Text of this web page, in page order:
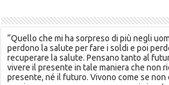
“Quello che mi ha sorpreso di più negli
perdono la salute per fare i soldi e poi
recuperare la salute. Pensano tanto al
vivere il presente in tale maniera che non
presente, né il futuro. Vivono come se non